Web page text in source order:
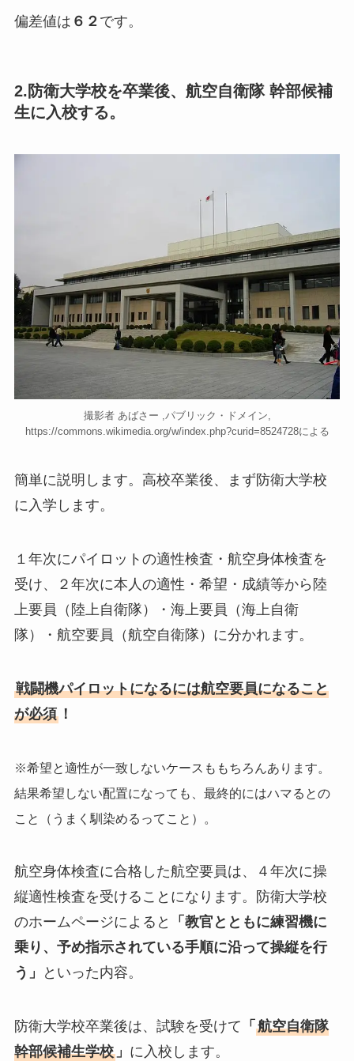
偏差値は ６２ です。
2.防衛大学校を卒業後、航空自衛隊 幹部候補
生に入校する。
撮影者 あばさー ,パブリック・ドメイン,
https://commons.wikimedia.org/w/index.php?curid=8524728による
簡単に説明します。高校卒業後、まず防衛大学校
に入学します。
１年次にパイロットの適性検査・航空身体検査を
受け、２年次に本人の適性・希望・成績等から陸
上要員（陸上自衛隊）・海上要員（海上自衛
隊）・航空要員（航空自衛隊）に分かれます。
戦闘機パイロットになるには航空要員になること
が必須！
※希望と適性が一致しないケースももちろんあります。
結果希望しない配置になっても、最終的にはハマるとの
こと（うまく馴染めるってこと）。
航空身体検査に合格した航空要員は、４年次に操
縦適性検査を受けることになります。防衛大学校
のホームページによると
「教官とともに練習機に
乗り、予め指示されている手順に沿って操縦を行
う」
といった内容。
防衛大学校卒業後は、試験を受けて 「 航空自衛隊
幹部候補生学校」 に入校します。